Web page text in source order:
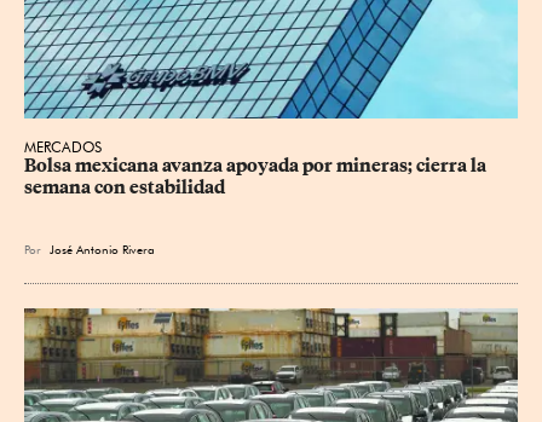
MERCADOS
Bolsa mexicana avanza apoyada por mineras; cierra la
semana con estabilidad
Por José Antonio Rivera